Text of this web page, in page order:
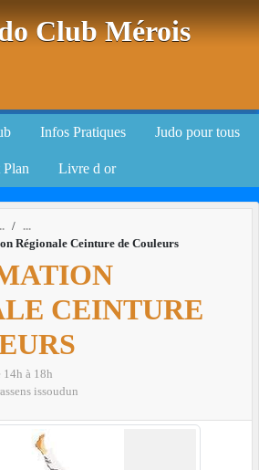
Club Mérois
Infos Pratiques Judo pour tous
Plan Livre d or
Régionale Ceinture de Couleurs
CEINTURE
14h à 18h
issoudun